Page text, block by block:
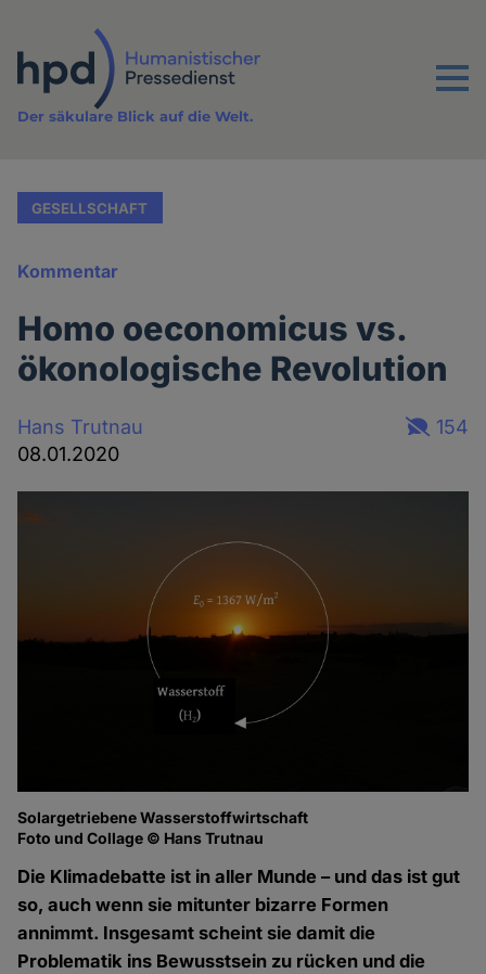
Inhalt
Menu
Der säkulare Blick auf die Welt.
GESELLSCHAFT
Kommentar
Homo oeconomicus vs.
ökonologische Revolution
Hans Trutnau
08.01.2020
154
Solargetriebene Wasserstoffwirtschaft
Foto und Collage © Hans Trutnau
Die Klimadebatte ist in aller Munde – und das ist gut
so, auch wenn sie mitunter bizarre Formen
annimmt. Insgesamt scheint sie damit die
Problematik ins Bewusstsein zu rücken und die